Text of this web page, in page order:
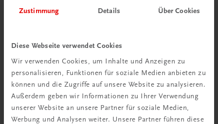
Zustimmung Details Über Cookies
Diese Webseite verwendet Cookies
Wir verwenden Cookies, um Inhalte und Anzeigen zu
personalisieren, Funktionen für soziale Medien anbieten zu
können und die Zugriffe auf unsere Website zu analysieren.
Außerdem geben wir Informationen zu Ihrer Verwendung
unserer Website an unsere Partner für soziale Medien,
Werbung und Analysen weiter. Unsere Partner führen diese
€ 15,00